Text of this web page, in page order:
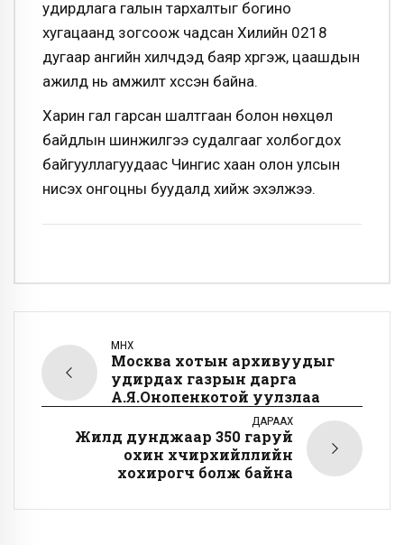
удирдлага галын тархалтыг богино
хугацаанд зогсоож чадсан Хилийн 0218
дугаар ангийн хилчдэд баяр хүргэж, цаашдын
ажилд нь амжилт хүссэн байна.
Харин гал гарсан шалтгаан болон нөхцөл
байдлын шинжилгээ судалгааг холбогдох
байгууллагуудаас Чингис хаан олон улсын
нисэх онгоцны буудалд хийж эхэлжээ.
ӨМНӨХ
Москва хотын архивуудыг
удирдах газрын дарга
А.Я.Онопенкотой уулзлаа
ДАРААХ
Жилд дунджаар 350 гаруй
охин хүчирхийллийн
хохирогч болж байна